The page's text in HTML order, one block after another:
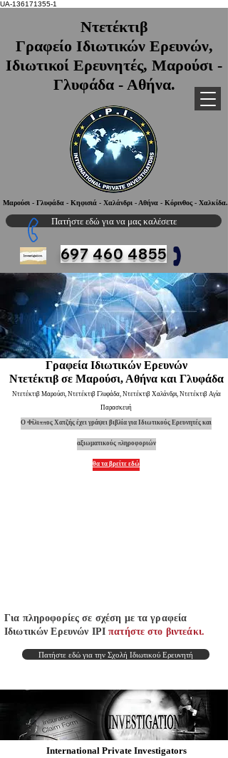
UA-136171355-1
Μαρούσι - Γλυφάδα - Κηφισιά - Χαλάνδρι - Αθήνα - Κόρινθος - Χαλκίδα.
Ντετέκτιβ
Γραφείο Ιδιωτικών Ερευνών,
Ιδιωτικοί Ερευνητές, Μαρούσι -
Γλυφάδα - Αθήνα.
Πατήστε εδώ για να μας καλέσετε
697 460 4855
Γραφεία Ιδιωτικών Ερευνών
Ντετέκτιβ σε Μαρούσι, Αθήνα και Γλυφάδα
Ντετέκτιβ Μαρούσι, Ντετέκτιβ Γλυφάδα, Ντετέκτιβ Χαλάνδρι, Ντετέκτιβ Αγία
Παρασκευή
Ο Φίλιππος Χατζής έχει γράψει βιβλία για Ιδιωτικούς Ερευνητές και
αξιωματικούς πληροφοριών
θα τα βρείτε εδώ
Για πληροφορίες σε σχέση με τα γραφεία
Ιδιωτικών Ερευνών IPIπατήστε στο βιντεάκι.
Πατήστε εδώ για την Σχολή Ιδιωτικού Ερευνητή
International Private Investigators